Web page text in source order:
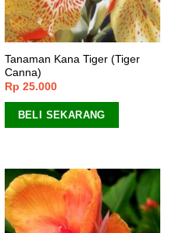
Tanaman Kana Tiger (Tiger
Canna)
Rp 25.000
BELI SEKARANG